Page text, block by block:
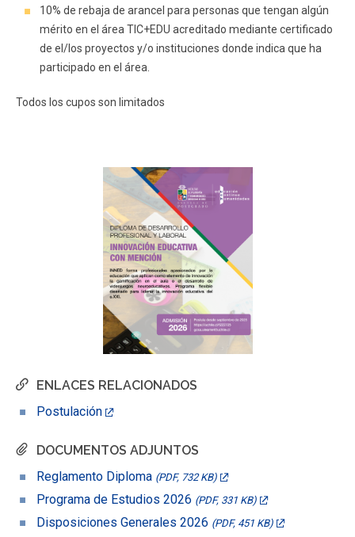
ENLACES RELACIONADOS
Postulación
DOCUMENTOS ADJUNTOS
Reglamento Diploma (PDF, 732 KB)
Programa de Estudios 2026 (PDF, 331 KB)
Disposiciones Generales 2026 (PDF, 451 KB)
10% de rebaja de arancel para personas que tengan algún
mérito en el área TIC+EDU acreditado mediante certificado
de el/los proyectos y/o instituciones donde indica que ha
participado en el área.
Todos los cupos son limitados